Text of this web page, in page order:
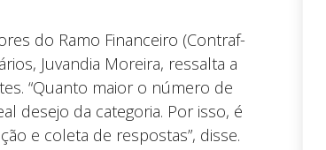
do Ramo Financeiro (Contraf-
Juvandia Moreira, ressalta a
“Quanto maior o número de
desejo da categoria. Por isso, é
e coleta de respostas”, disse.